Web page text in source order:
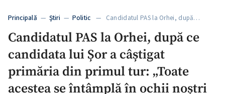
Video
Special
Blog
Principală — Ştiri — Politic — Candidatul PAS la Orhei, după…
Candidatul PAS la Orhei, după ce
candidata lui Șor a câștigat
primăria din primul tur: „Toate
acestea se întâmplă în ochii noștri